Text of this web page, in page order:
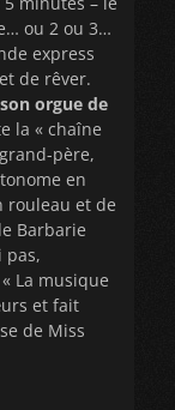
ou 2 ou 3…
express
de rêver.
orgue de
la « chaîne
père,
en
rouleau et de
Barbarie
pas,
La musique
et fait
de Miss